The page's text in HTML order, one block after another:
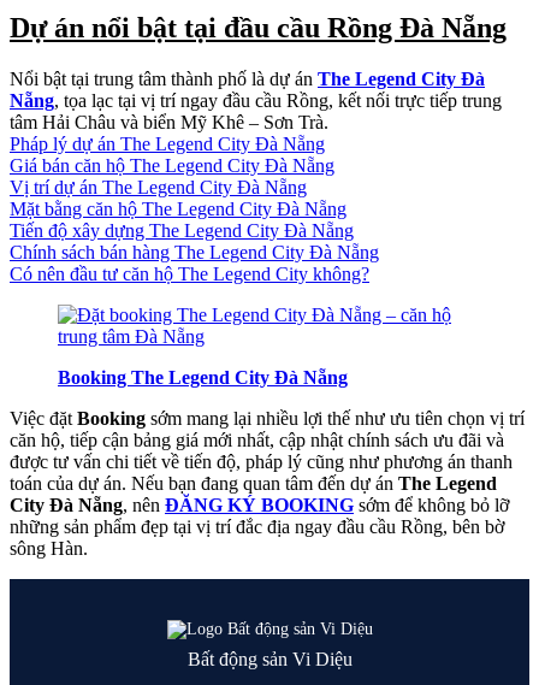
Dự án nổi bật tại đầu cầu Rồng Đà Nẵng
Nổi bật tại trung tâm thành phố là dự án The Legend City Đà
Nẵng, tọa lạc tại vị trí ngay đầu cầu Rồng, kết nối trực tiếp trung
tâm Hải Châu và biển Mỹ Khê – Sơn Trà.
Pháp lý dự án The Legend City Đà Nẵng
Giá bán căn hộ The Legend City Đà Nẵng
Vị trí dự án The Legend City Đà Nẵng
Mặt bằng căn hộ The Legend City Đà Nẵng
Tiến độ xây dựng The Legend City Đà Nẵng
Chính sách bán hàng The Legend City Đà Nẵng
Có nên đầu tư căn hộ The Legend City không?
Booking The Legend City Đà Nẵng
Việc đặt Booking sớm mang lại nhiều lợi thế như ưu tiên chọn vị trí
căn hộ, tiếp cận bảng giá mới nhất, cập nhật chính sách ưu đãi và
được tư vấn chi tiết về tiến độ, pháp lý cũng như phương án thanh
toán của dự án. Nếu bạn đang quan tâm đến dự án The Legend
City Đà Nẵng, nên ĐĂNG KÝ BOOKING sớm để không bỏ lỡ
những sản phẩm đẹp tại vị trí đắc địa ngay đầu cầu Rồng, bên bờ
sông Hàn.
Bất động sản Vi Diệu